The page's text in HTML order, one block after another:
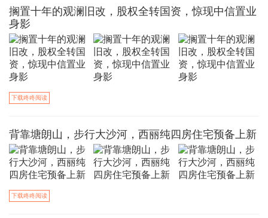
搁置十年的观澜旧改，股权全转国资，惊现中信置业
身影
下载咚咚阅读
背靠塘朗山，步行大沙河，西丽纯四房住宅预备上新
下载咚咚阅读